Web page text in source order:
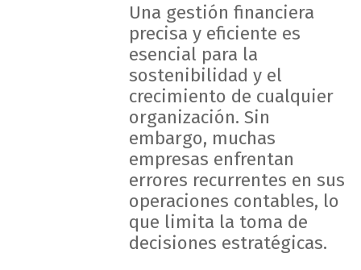
Una gestión financiera
precisa y eficiente es
esencial para la
sostenibilidad y el
crecimiento de cualquier
organización. Sin
embargo, muchas
empresas enfrentan
errores recurrentes en sus
operaciones contables, lo
que limita la toma de
decisiones estratégicas.